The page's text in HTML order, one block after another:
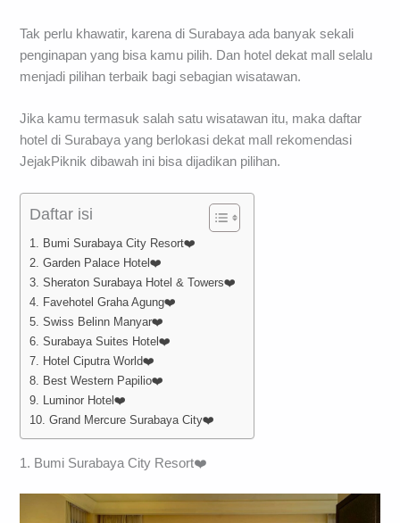
Tak perlu khawatir, karena di Surabaya ada banyak sekali
penginapan yang bisa kamu pilih. Dan hotel dekat mall selalu
menjadi pilihan terbaik bagi sebagian wisatawan.
Jika kamu termasuk salah satu wisatawan itu, maka daftar
hotel di Surabaya yang berlokasi dekat mall rekomendasi
JejakPiknik dibawah ini bisa dijadikan pilihan.
Daftar isi
1. Bumi Surabaya City Resort❤️
2. Garden Palace Hotel❤️
3. Sheraton Surabaya Hotel & Towers❤️
4. Favehotel Graha Agung❤️
5. Swiss Belinn Manyar❤️
6. Surabaya Suites Hotel❤️
7. Hotel Ciputra World❤️
8. Best Western Papilio❤️
9. Luminor Hotel❤️
10. Grand Mercure Surabaya City❤️
1. Bumi Surabaya City Resort❤️